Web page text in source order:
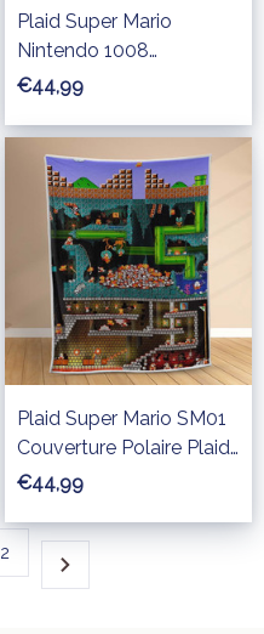
Plaid Super Mario
Nintendo 1008
Couverture Polaire Plaid
€44,99
Plaid Super Mario SM01
Couverture Polaire Plaid
Canapé
€44,99
2